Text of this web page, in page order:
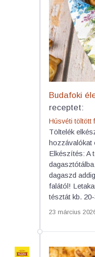
Budafoki
receptet:
Húsvéti töltött
Töltelék
hozzávalókat
Elkészítés: A
dagaszd
falától!
tésztát kb.
23 március